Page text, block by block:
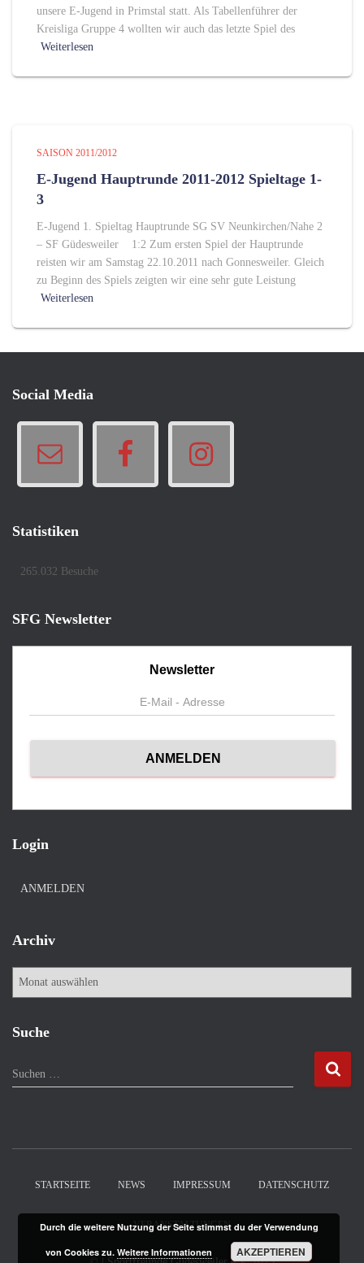
unsere E-Jugend in Primstal statt. Als Tabellenführer der
Kreisliga Gruppe 4 wollten wir auch das letzte Spiel des
Weiterlesen
SAISON 2011/2012
E-Jugend Hauptrunde 2011-2012 Spieltage 1-
3
E-Jugend 1. Spieltag Hauptrunde SG SV Neunkirchen/Nahe 2
– SF Güdesweiler 1:2 Zum ersten Spiel der Hauptrunde
reisten wir am Samstag 22.10.2011 nach Gonnesweiler. Gleich
zu Beginn des Spiels zeigten wir eine sehr gute Leistung
Weiterlesen
Social Media
Statistiken
265.032 Besuche
SFG Newsletter
Newsletter
Login
ANMELDEN
Archiv
A
h
Suche
S
u
Suchen …
STARTSEITE NEWS IMPRESSUM DATENSCHUTZ
VERANSTALTUNGEN
Durch die weitere Nutzung der Seite stimmst du der Verwendung
von Cookies zu. Weitere Informationen AKZEPTIEREN